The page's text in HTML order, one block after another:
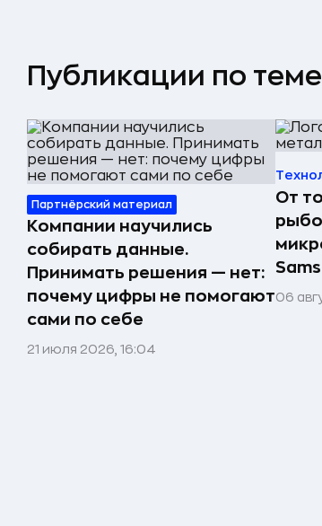
Публикации по теме
Партнёрский материал
Компании научились
собирать данные.
Принимать решения — нет:
почему цифры не помогают
сами по себе
21 июля 2026, 16:04
От
06